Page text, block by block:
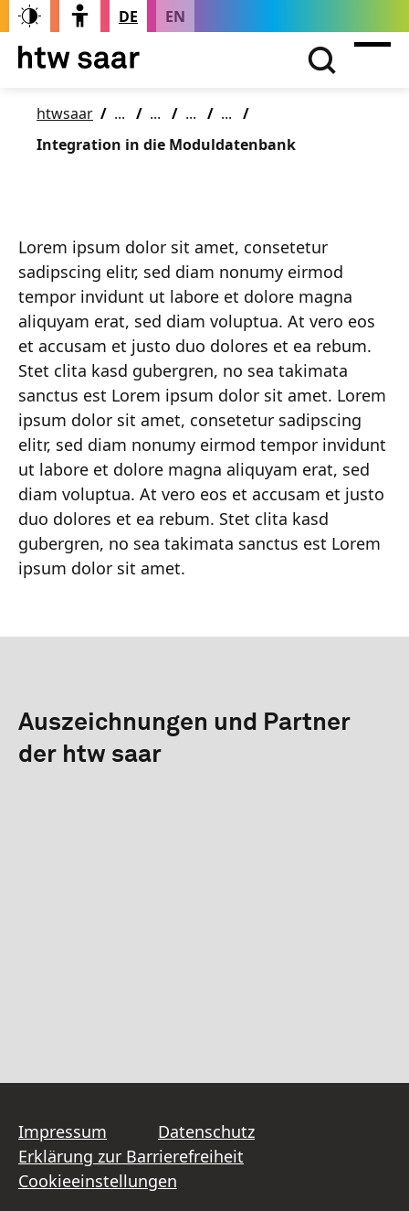
DE EN
htwsaar
Integration in die Moduldatenbank
Lorem ipsum dolor sit amet, consetetur
sadipscing elitr, sed diam nonumy eirmod
tempor invidunt ut labore et dolore magna
aliquyam erat, sed diam voluptua. At vero eos
et accusam et justo duo dolores et ea rebum.
Stet clita kasd gubergren, no sea takimata
sanctus est Lorem ipsum dolor sit amet. Lorem
ipsum dolor sit amet, consetetur sadipscing
elitr, sed diam nonumy eirmod tempor invidunt
ut labore et dolore magna aliquyam erat, sed
diam voluptua. At vero eos et accusam et justo
duo dolores et ea rebum. Stet clita kasd
gubergren, no sea takimata sanctus est Lorem
ipsum dolor sit amet.
Auszeichnungen und Partner
der htw saar
Impressum
Datenschutz
Erklärung zur Barrierefreiheit
Cookieeinstellungen